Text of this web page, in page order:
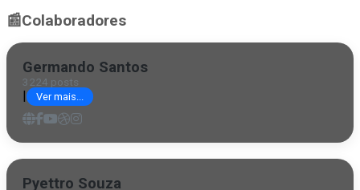
📰Colaboradores
Germando Santos
3224 posts
| Ver mais...
Pyettro Souza